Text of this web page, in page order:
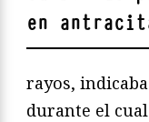
en
rayos,
durante el